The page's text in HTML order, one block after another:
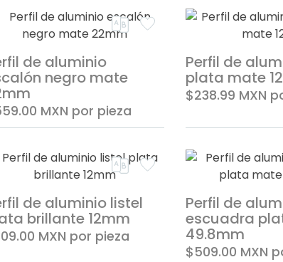
de aluminio
negro mate
MXN por pieza
Perfil de
plata mate
$238.99 MXN
de aluminio listel
brillante 12mm
MXN por pieza
Perfil de
escuadra
49.8mm
$509.00 MXN